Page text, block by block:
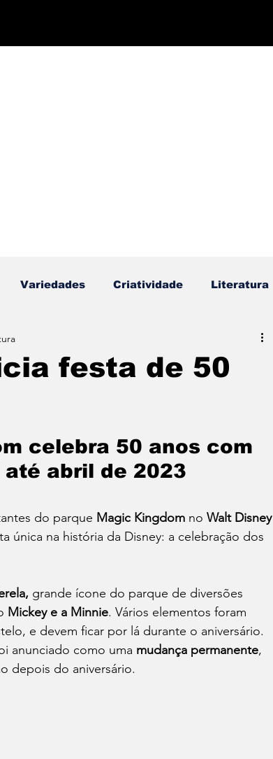
Variedades Criatividade Literatura
festa de 50
celebra 50 anos com
abril de 2023
do parque Magic Kingdom no Walt Disney
única na história da Disney: a celebração dos
grande ícone do parque de diversões
Mickey e a Minnie. Vários elementos foram
e devem ficar por lá durante o aniversário.
anunciado como uma mudança permanente,
depois do aniversário.